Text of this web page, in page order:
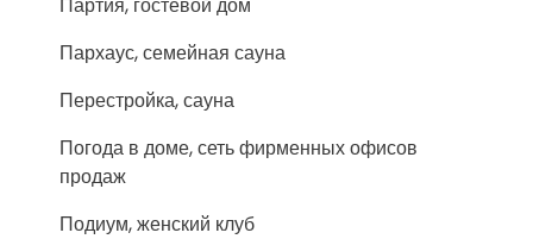
Пархаус, семейная сауна
Перестройка, сауна
Погода в доме, сеть фирменных офисов
продаж
Подиум, женский клуб